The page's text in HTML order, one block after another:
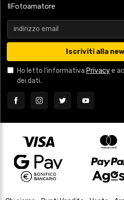
IlFotoamatore
Iscriviti alla
Ho letto l'informativa Privacye
dei dati.